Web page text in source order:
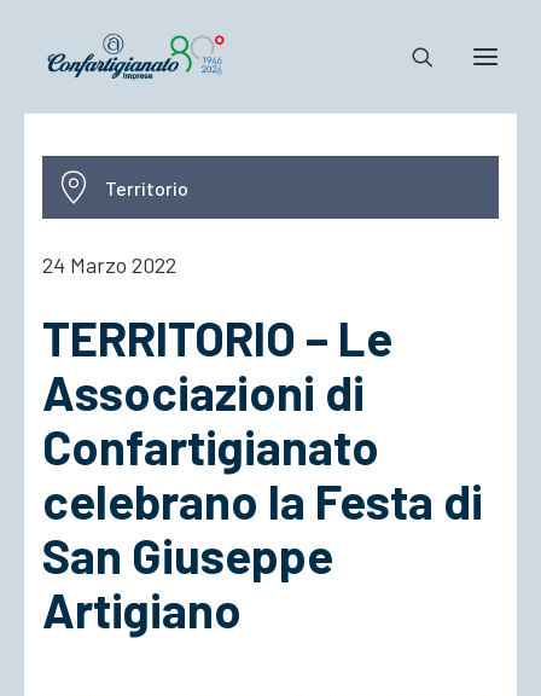
Notizie e Documenti
Confartigianato
Cosa Facciamo
ACCEDI
Territorio
24 Marzo 2022
TERRITORIO – Le
Associazioni di
Confartigianato
celebrano la Festa di
San Giuseppe
Artigiano